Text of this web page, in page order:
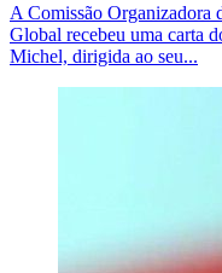
A Comissão Organizadora
Global recebeu uma carta
Michel, dirigida ao seu...